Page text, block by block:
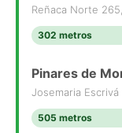
Reñaca Norte
302 metros
Pinares de
Josemaria
505 metros